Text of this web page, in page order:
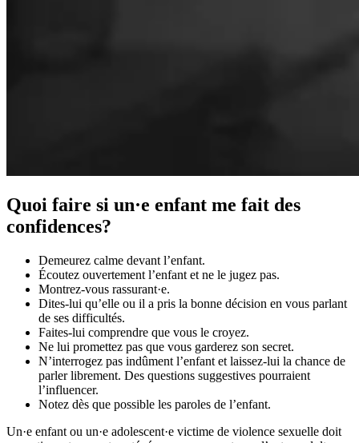
Quoi faire si un·e enfant me fait des
confidences?
Demeurez calme devant l’enfant.
Écoutez ouvertement l’enfant et ne le jugez pas.
Montrez-vous rassurant·e.
Dites-lui qu’elle ou il a pris la bonne décision en vous parlant
de ses difficultés.
Faites-lui comprendre que vous le croyez.
Ne lui promettez pas que vous garderez son secret.
N’interrogez pas indûment l’enfant et laissez-lui la chance de
parler librement. Des questions suggestives pourraient
l’influencer.
Notez dès que possible les paroles de l’enfant.
Un·e enfant ou un·e adolescent·e victime de violence sexuelle doit